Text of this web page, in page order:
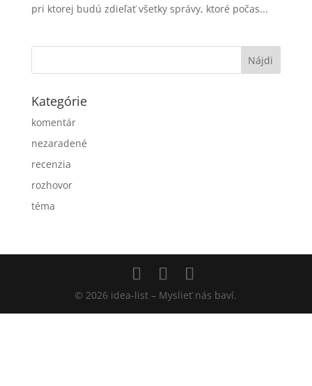
pri ktorej budú zdieľať všetky správy, ktoré počas...
Kategórie
komentár
nezaradené
recenzia
rozhovor
téma
© 2026 idea-list – Myslieť nás baví.